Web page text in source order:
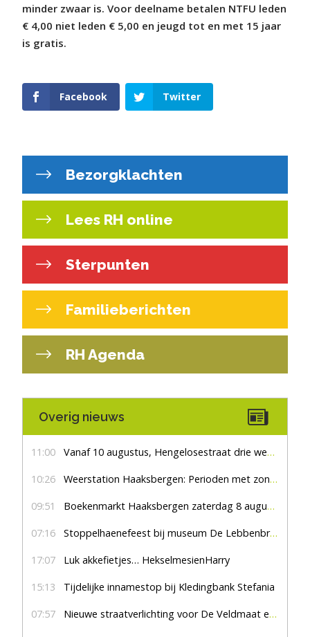
minder zwaar is. Voor deelname betalen NTFU leden
€ 4,00 niet leden € 5,00 en jeugd tot en met 15 jaar
is gratis.
Facebook Twitter
Bezorgklachten
Lees RH online
Sterpunten
Familieberichten
RH Agenda
Overig nieuws
11:00 Vanaf 10 augustus, Hengelosestraat drie weken dicht voor doorgaand verkeer
10:26 Weerstation Haaksbergen: Perioden met zon en droog
09:51 Boekenmarkt Haaksbergen zaterdag 8 augustus, marktplein Haaksbergen
07:16 Stoppelhaenefeest bij museum De Lebbenbrugge
17:07 Luk akkefietjes… HekselmesienHarry
15:13 Tijdelijke innamestop bij Kledingbank Stefania
07:57 Nieuwe straatverlichting voor De Veldmaat en De Pas